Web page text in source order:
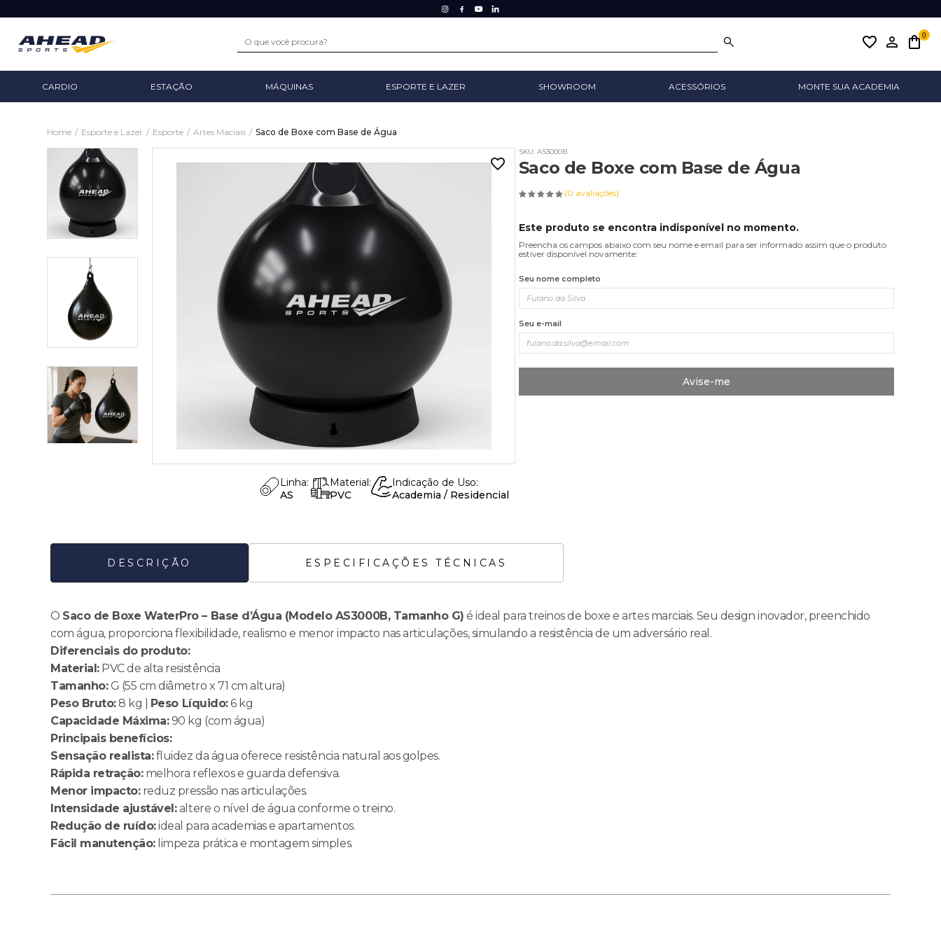
favorite_border 0
CARDIO ESTAÇÃO MÁQUINAS ESPORTE E LAZER SHOWROOM ACESSÓRIOS MONTE SUA ACADEMIA
Home / Esporte e Lazer / Esporte / Artes Maciais / Saco de Boxe com Base de Água
Linha:
AS
Material:
PVC
Indicação de Uso:
Academia / Residencial
Saco de Boxe com Base de Água
(0 avaliações)
SKU: AS3000B
Este produto se encontra indisponível no momento.
Preencha os campos abaixo com seu nome e email para ser informado assim que o produto
estiver disponível novamente:
Seu nome completo
Seu e-mail
Avise-me
DESCRIÇÃO ESPECIFICAÇÕES TÉCNICAS
O Saco de Boxe WaterPro – Base d’Água (Modelo AS3000B, Tamanho G) é ideal para treinos de boxe e artes marciais. Seu design inovador, preenchido
com água, proporciona flexibilidade, realismo e menor impacto nas articulações, simulando a resistência de um adversário real.
Diferenciais do produto:
Material:PVC de alta resistência
Tamanho:G (55 cm diâmetro x 71 cm altura)
Peso Bruto:8 kg | Peso Líquido:6 kg
Capacidade Máxima:90 kg (com água)
Principais benefícios:
Sensação realista:fluidez da água oferece resistência natural aos golpes.
Rápida retração:melhora reflexos e guarda defensiva.
Menor impacto:reduz pressão nas articulações.
Intensidade ajustável:altere o nível de água conforme o treino.
Redução de ruído:ideal para academias e apartamentos.
Fácil manutenção:limpeza prática e montagem simples.